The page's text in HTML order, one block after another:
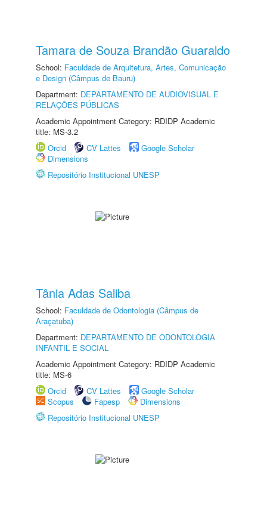
Tamara de Souza Brandão Guaraldo
School: Faculdade de Arquitetura, Artes, Comunicação
e Design (Câmpus de Bauru)
Department: DEPARTAMENTO DE AUDIOVISUAL E
RELAÇÕES PÚBLICAS
Academic Appointment Category: RDIDP Academic
title: MS-3.2
Orcid
CV Lattes
Google Scholar
Dimensions
Repositório Institucional UNESP
Tânia Adas Saliba
School: Faculdade de Odontologia (Câmpus de
Araçatuba)
Department: DEPARTAMENTO DE ODONTOLOGIA
INFANTIL E SOCIAL
Academic Appointment Category: RDIDP Academic
title: MS-6
Orcid
CV Lattes
Google Scholar
Scopus
Fapesp
Dimensions
Repositório Institucional UNESP